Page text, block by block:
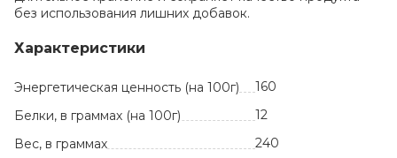
без использования лишних добавок.
Характеристики
Энергетическая ценность (на 100г)
160
Белки, в граммах (на 100г)
12
Вес, в граммах
240